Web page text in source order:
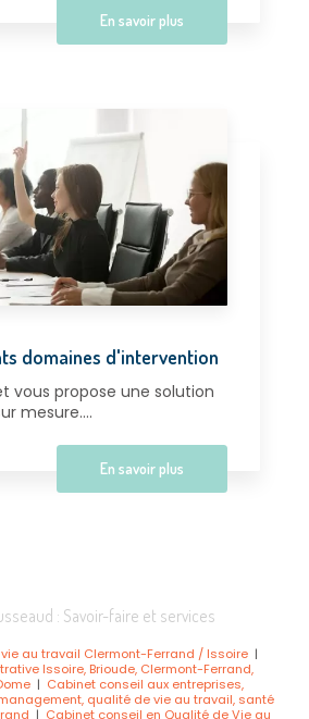
En savoir plus
domaines d'intervention
vous propose une solution
mesure....
En savoir plus
: Savoir-faire et services
au travail Clermont-Ferrand / Issoire |
Issoire, Brioude, Clermont-Ferrand,
| Cabinet conseil aux entreprises,
qualité de vie au travail, santé
| Cabinet conseil en Qualité de Vie au